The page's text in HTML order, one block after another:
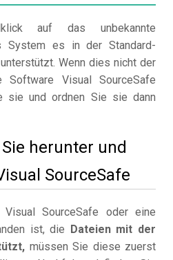
auf das unbekannte
System es in der Standard-
Wenn dies nicht der
Visual SourceSafe
sie und ordnen Sie sie dann
herunter und
SourceSafe
SourceSafe oder eine
ist, die
Dateien mit der
müssen Sie diese zuerst